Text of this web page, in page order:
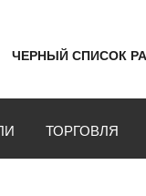
ЧЕРНЫЙ СПИСОК
ТОРГОВЛЯ